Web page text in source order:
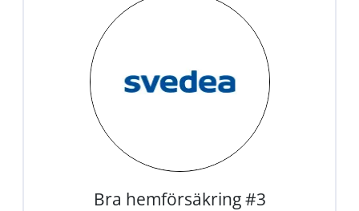
Bra hemförsäkring #3